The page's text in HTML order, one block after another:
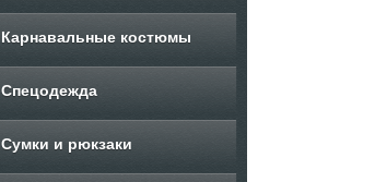
Карнавальные костюмы
Спецодежда
Сумки и рюкзаки